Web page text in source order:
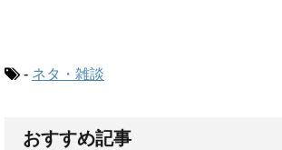
- ネタ・雑談
おすすめ記事